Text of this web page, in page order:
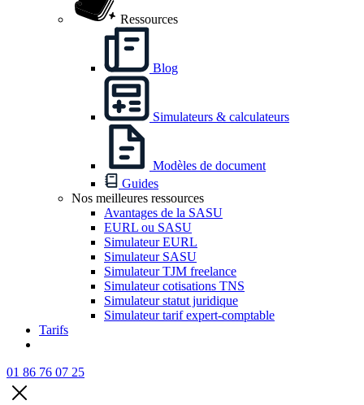
Ressources
Blog
Simulateurs & calculateurs
Modèles de document
Guides
Nos meilleures ressources
Avantages de la SASU
EURL ou SASU
Simulateur EURL
Simulateur SASU
Simulateur TJM freelance
Simulateur cotisations TNS
Simulateur statut juridique
Simulateur tarif expert-comptable
Tarifs
01 86 76 07 25